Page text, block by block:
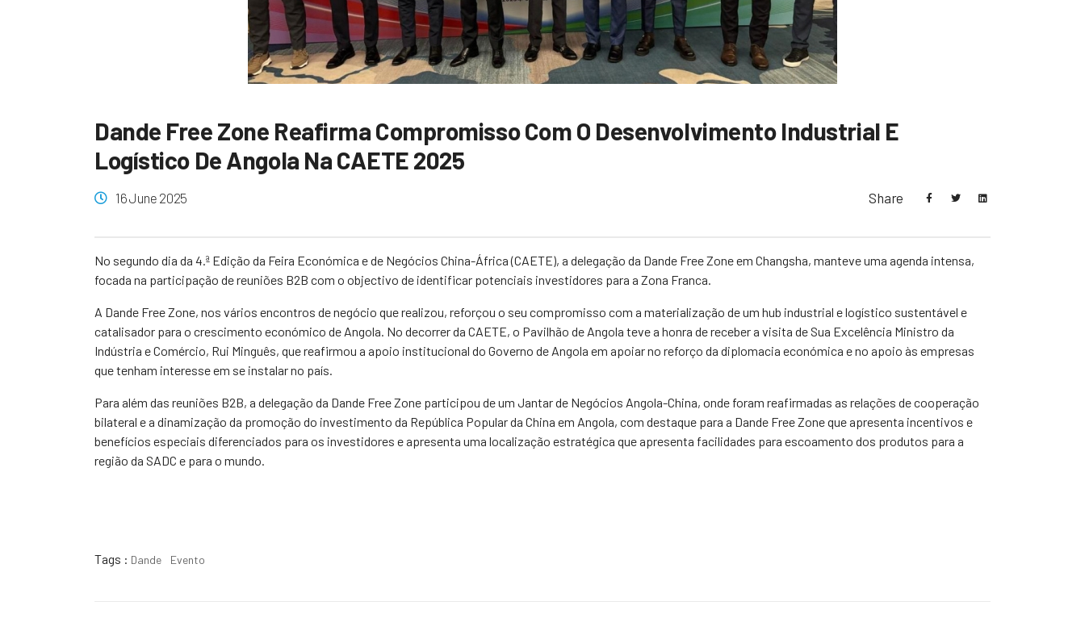
Dande Free Zone Reafirma Compromisso Com O Desenvolvimento Industrial E
Logístico De Angola Na CAETE 2025
16 June 2025 Share
No segundo dia da 4.ª Edição da Feira Económica e de Negócios China-África (CAETE), a delegação da Dande Free Zone em Changsha, manteve uma agenda intensa,
focada na participação de reuniões B2B com o objectivo de identificar potenciais investidores para a Zona Franca.
A Dande Free Zone, nos vários encontros de negócio que realizou, reforçou o seu compromisso com a materialização de um hub industrial e logístico sustentável e
catalisador para o crescimento económico de Angola. No decorrer da CAETE, o Pavilhão de Angola teve a honra de receber a visita de Sua Excelência Ministro da
Indústria e Comércio, Rui Minguês, que reafirmou a apoio institucional do Governo de Angola em apoiar no reforço da diplomacia económica e no apoio às empresas
que tenham interesse em se instalar no país.
Para além das reuniões B2B, a delegação da Dande Free Zone participou de um Jantar de Negócios Angola-China, onde foram reafirmadas as relações de cooperação
bilateral e a dinamização da promoção do investimento da República Popular da China em Angola, com destaque para a Dande Free Zone que apresenta incentivos e
benefícios especiais diferenciados para os investidores e apresenta uma localização estratégica que apresenta facilidades para escoamento dos produtos para a
região da SADC e para o mundo.
Tags : Dande Evento